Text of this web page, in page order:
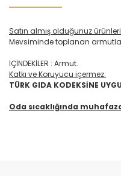
Satın almış olduğunuz
Mevsiminde toplanan
İÇİNDEKİLER : Armut.
Katkı ve Koruyucu içermez.
TÜRK GIDA KODEKSİNE
Oda sıcaklığında